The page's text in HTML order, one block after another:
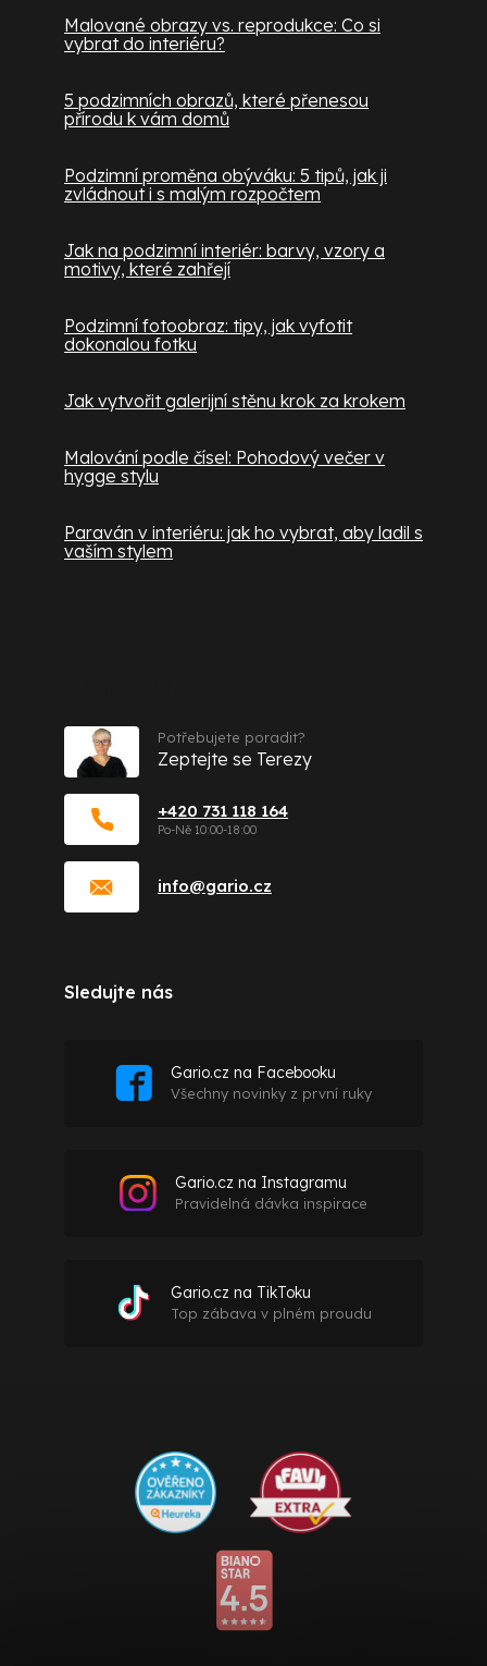
Malované obrazy vs. reprodukce: Co si
vybrat do interiéru?
5 podzimních obrazů, které přenesou
přírodu k vám domů
Podzimní proměna obýváku: 5 tipů, jak ji
zvládnout i s malým rozpočtem
Jak na podzimní interiér: barvy, vzory a
motivy, které zahřejí
Podzimní fotoobraz: tipy, jak vyfotit
dokonalou fotku
Jak vytvořit galerijní stěnu krok za krokem
Malování podle čísel: Pohodový večer v
hygge stylu
Paraván v interiéru: jak ho vybrat, aby ladil s
vaším stylem
info@gario.cz
+420 731 118 164
Potřebujete poradit?
Zeptejte se Terezy
Sledujte nás
Gario.cz na Facebooku
Všechny novinky z první ruky
Gario.cz na Instagramu
Pravidelná dávka inspirace
Gario.cz na TikToku
Top zábava v plném proudu